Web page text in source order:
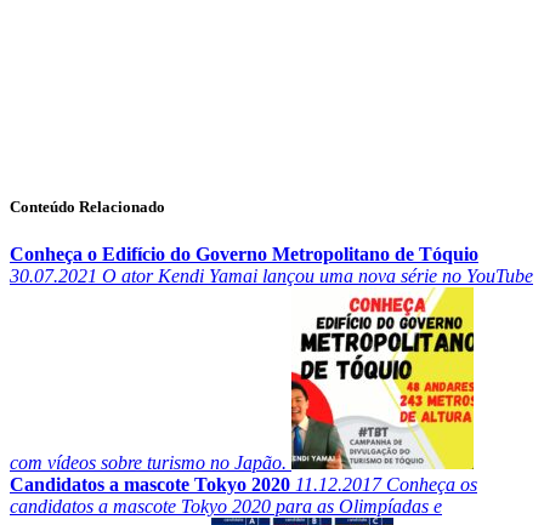
Conteúdo Relacionado
Conheça o Edifício do Governo Metropolitano de Tóquio
30.07.2021 O ator Kendi Yamai lançou uma nova série no YouTube
com vídeos sobre turismo no Japão.
Candidatos a mascote Tokyo 2020 11.12.2017Conheça os
candidatos a mascote Tokyo 2020 para as Olimpíadas e